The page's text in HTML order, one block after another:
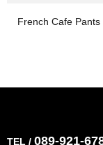
French Cafe
TEL / 089-921-